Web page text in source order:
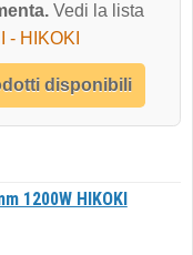
Vedi la lista
- HIKOKI
disponibili
1200W HIKOKI